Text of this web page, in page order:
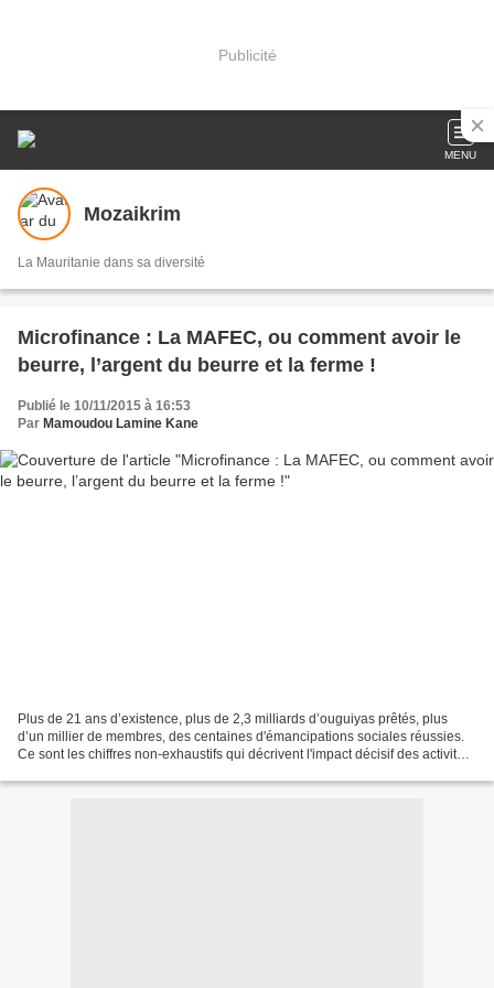
Publicité
MENU
Mozaikrim
La Mauritanie dans sa diversité
Microfinance : La MAFEC, ou comment avoir le
beurre, l’argent du beurre et la ferme !
Publié le 10/11/2015 à 16:53
Par Mamoudou Lamine Kane
Plus de 21 ans d’existence, plus de 2,3 milliards d’ouguiyas prêtés, plus
d’un millier de membres, des centaines d'émancipations sociales réussies.
Ce sont les chiffres non-exhaustifs qui décrivent l'impact décisif des activités